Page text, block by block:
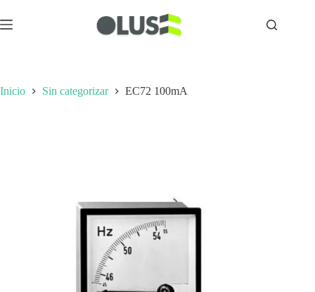
Inicio Sin categorizar EC72 100mA